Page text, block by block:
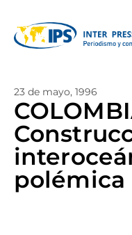
23 de mayo, 1996
polémica